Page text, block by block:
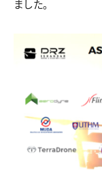
ました。